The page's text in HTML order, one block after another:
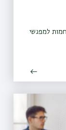
למפגשי